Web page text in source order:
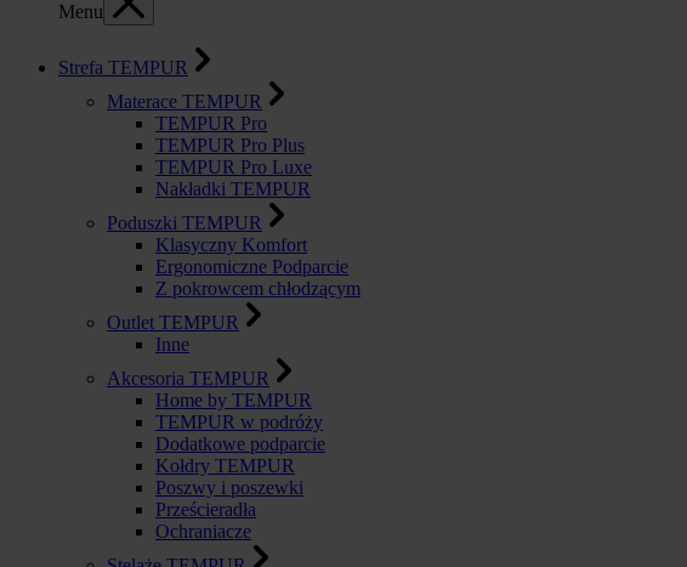
Menu
Strefa TEMPUR
Materace TEMPUR
TEMPUR Pro
TEMPUR Pro Plus
TEMPUR Pro Luxe
Nakładki TEMPUR
Poduszki TEMPUR
Klasyczny Komfort
Ergonomiczne Podparcie
Z pokrowcem chłodzącym
Outlet TEMPUR
Inne
Akcesoria TEMPUR
Home by TEMPUR
TEMPUR w podróży
Dodatkowe podparcie
Kołdry TEMPUR
Poszwy i poszewki
Prześcieradła
Ochraniacze